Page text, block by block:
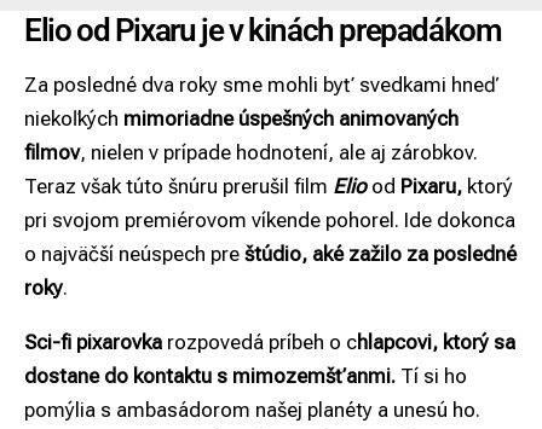
Elio od Pixaru je v kinách prepadákom
Za posledné dva roky sme mohli byť svedkami hneď
niekoľkých mimoriadne úspešných animovaných
filmov, nielen v prípade hodnotení, ale aj zárobkov.
Teraz však túto šnúru prerušil film Eliood Pixaru, ktorý
pri svojom premiérovom víkende pohorel. Ide dokonca
o najväčší neúspech pre štúdio, aké zažilo za posledné
roky.
Sci-fi pixarovka rozpovedá príbeh o chlapcovi, ktorý sa
dostane do kontaktu s mimozemšťanmi. Tí si ho
pomýlia s ambasádorom našej planéty a unesú ho.